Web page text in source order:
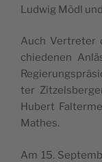
Lud­wig Mödl
Auch Ver­tre­ter
chie­de­nen
ter
Hubert
Mathes.
Am 15.